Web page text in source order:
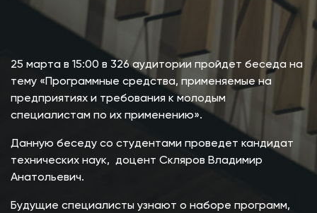
25 марта в 15:00 в 326 аудитории пройдет беседа на
тему «Программные средства, применяемые на
предприятиях и требования к молодым
специалистам по их применению».
Данную беседу со студентами проведет кандидат
технических наук, доцент Скляров Владимир
Анатольевич.
Будущие специалисты узнают о наборе программ,